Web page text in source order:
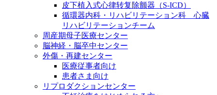
皮下植入式心律转复除颤器（S-ICD）
循環器内科・リハビリテーション科 心臓
リハビリテーションチーム
周産期母子医療センター
脳神経・脳卒中センター
外傷・再建センター
医療従事者向け
患者さま向け
リプロダクションセンター